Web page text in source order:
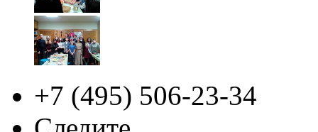
+7 (495) 506-23-34